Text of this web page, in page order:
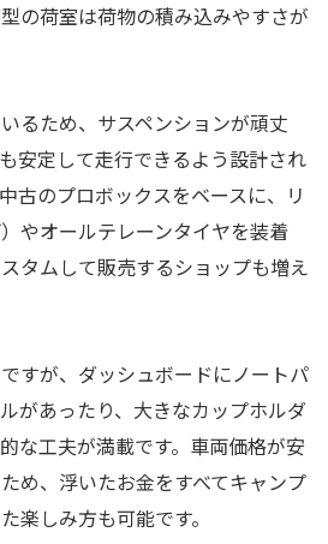
の荷室は荷物の積み込みやすさが
るため、サスペンションが頑丈
安定して走行できるよう設計され
古のプロボックスをベースに、リ
やオールテレーンタイヤを装着
タムして販売するショップも増え
すが、ダッシュボードにノートパ
があったり、大きなカップホルダ
な工夫が満載です。車両価格が安
め、浮いたお金をすべてキャンプ
楽しみ方も可能です。